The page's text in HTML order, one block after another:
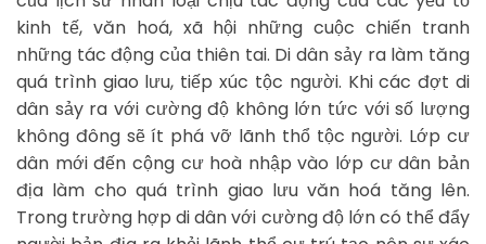
kinh tế, văn hoá, xã hội những cuộc chiến tranh
những tác động của thiên tai. Di dân sảy ra làm tăng
quá trình giao lưu, tiếp xúc tộc người. Khi các đợt di
dân sảy ra với cường độ không lớn tức với số lượng
không đông sẽ ít phá vỡ lãnh thổ tộc người. Lớp cư
dân mới đến cộng cư hoà nhập vào lớp cư dân bản
địa làm cho quá trình giao lưu văn hoá tăng lên.
Trong trường hợp di dân với cường độ lớn có thể đẩy